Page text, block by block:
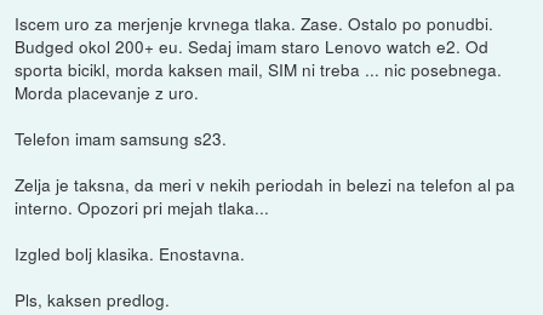
Iscem uro za merjenje krvnega tlaka. Zase. Ostalo po ponudbi.
Budged okol 200+ eu. Sedaj imam staro Lenovo watch e2. Od
sporta bicikl, morda kaksen mail, SIM ni treba ... nic posebnega.
Morda placevanje z uro.
Telefon imam samsung s23.
Zelja je taksna, da meri v nekih periodah in belezi na telefon al pa
interno. Opozori pri mejah tlaka...
Izgled bolj klasika. Enostavna.
Pls, kaksen predlog.